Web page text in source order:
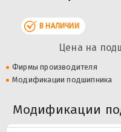
В НАЛИЧИИ
Цена на
Фирмы производителя
Модификации подшипника
Модификации